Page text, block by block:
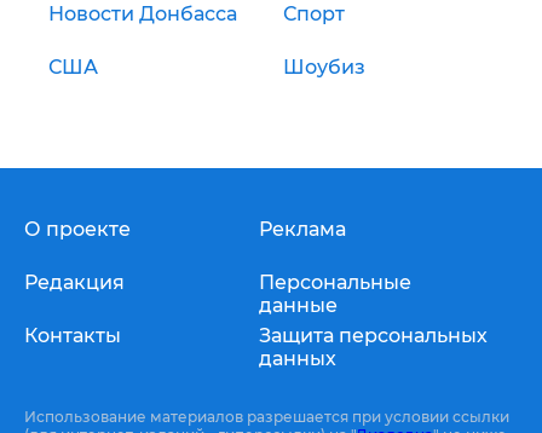
Новости Донбасса Спорт
США Шоубиз
О проекте
Редакция
Контакты
Реклама
Персональные
данные
Защита персональных
данных
Использование материалов разрешается при условии ссылки